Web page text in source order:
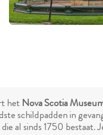
het Nova Scotia
schildpadden in
die al sinds 1750 bestaat.